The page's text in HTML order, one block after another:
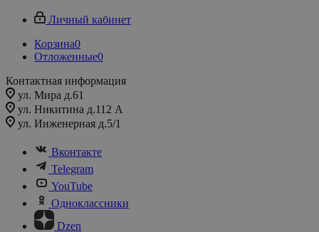
Личный кабинет
Корзина0
Отложенные0
Контактная информация
ул. Мира д.61
ул. Никитина д.112 А
ул. Инженерная д.5/1
Вконтакте
Telegram
YouTube
Одноклассники
Dzen